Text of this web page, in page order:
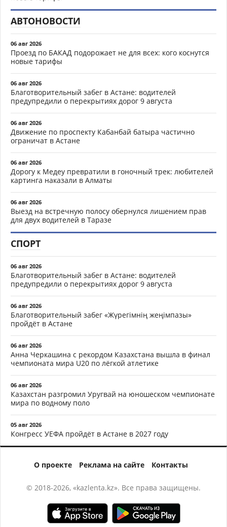
АВТОНОВОСТИ
06 авг 2026
Проезд по БАКАД подорожает не для всех: кого коснутся
новые тарифы
06 авг 2026
Благотворительный забег в Астане: водителей
предупредили о перекрытиях дорог 9 августа
06 авг 2026
Движение по проспекту Кабанбай батыра частично
ограничат в Астане
06 авг 2026
Дорогу к Медеу превратили в гоночный трек: любителей
картинга наказали в Алматы
06 авг 2026
Выезд на встречную полосу обернулся лишением прав
для двух водителей в Таразе
СПОРТ
06 авг 2026
Благотворительный забег в Астане: водителей
предупредили о перекрытиях дорог 9 августа
06 авг 2026
Благотворительный забег «Жүрегімнің жеңімпазы»
пройдёт в Астане
06 авг 2026
Анна Черкашина с рекордом Казахстана вышла в финал
чемпионата мира U20 по лёгкой атлетике
06 авг 2026
Казахстан разгромил Уругвай на юношеском чемпионате
мира по водному поло
05 авг 2026
Конгресс УЕФА пройдёт в Астане в 2027 году
О проекте Реклама на сайте Контакты
© 2018-2026, «kazlenta.kz». Все права защищены.